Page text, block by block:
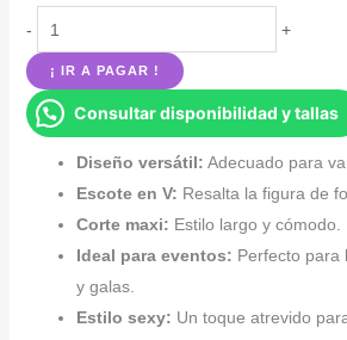
-
Vestido
largo
elegante escote
en
+
¡ IR A PAGAR !
Consultar disponibilidad y tallas
Diseño versátil: Adecuado para
Escote en V: Resalta la figura de
Corte maxi: Estilo largo y cómodo.
Ideal para eventos: Perfecto para
y galas.
Estilo sexy: Un toque atrevido